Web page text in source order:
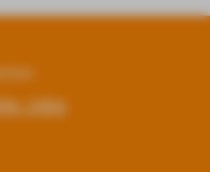
Jobs